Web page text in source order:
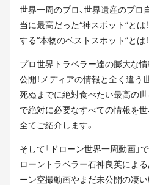
世界一周のプロ、世界遺産のプ
当に最高だった“神スポット”とは
する“本物のベストスポット”とは！
プロ世界トラベラー達の膨大な
公開！メディアの情報と全く違
死ぬまでに絶対食べたい最高の
で絶対に必要なすべての情報を
全てご紹介します。
そして「ドローン世界一周動画」
ローントラベラー石神良英によ
ーン空撮動画やまだ未公開の凄